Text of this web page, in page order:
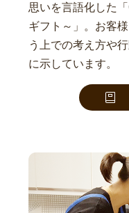
思いを言語化した
ギフト～」。お客
う上での考え方や
に示しています。